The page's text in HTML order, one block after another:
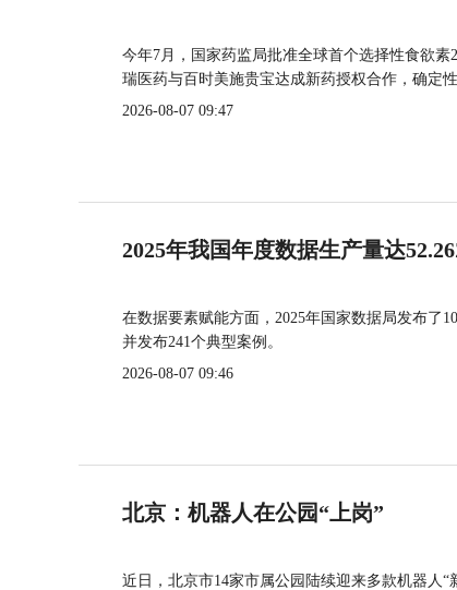
今年7月，国家药监局批准全球首个选择性食欲
瑞医药与百时美施贵宝达成新药授权合作，确定
2026-08-07 09:47
2025年我国年度数据生产量达
在数据要素赋能方面，2025年国家数据局发布了
并发布241个典型案例。
2026-08-07 09:46
北京：机器人在公园“上岗”
近日，北京市14家市属公园陆续迎来多款机器人